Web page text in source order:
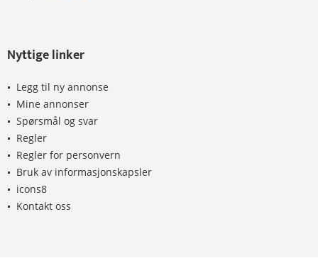
Nyttige linker
Legg til ny annonse
Mine annonser
Spørsmål og svar
Regler
Regler for personvern
Bruk av informasjonskapsler
icons8
Kontakt oss